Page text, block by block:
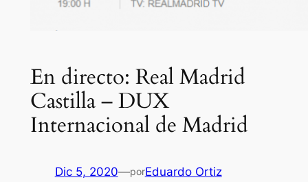
En directo: Real Madrid
Castilla – DUX
Internacional de Madrid
Dic 5, 2020—porEduardo Ortiz